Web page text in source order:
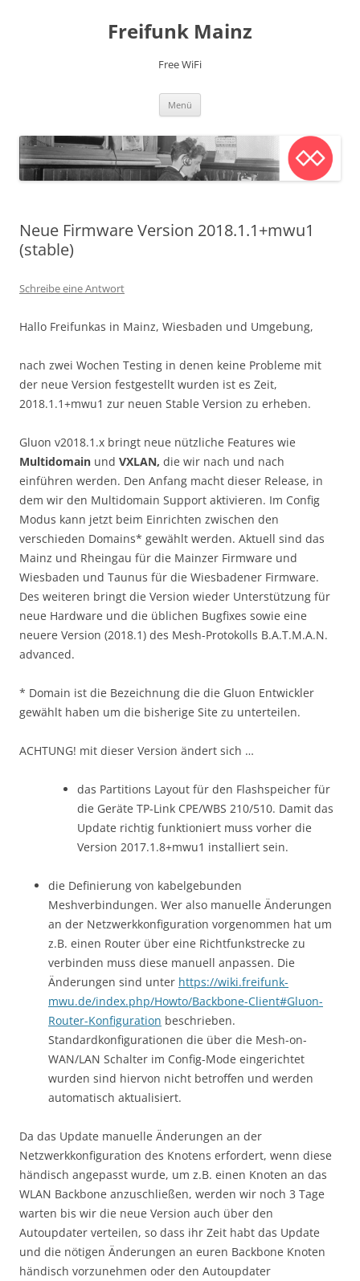
Freifunk Mainz
Free WiFi
Menü
Neue Firmware Version 2018.1.1+mwu1
(stable)
Schreibe eine Antwort
Hallo Freifunkas in Mainz, Wiesbaden und Umgebung,
nach zwei Wochen Testing in denen keine Probleme mit
der neue Version festgestellt wurden ist es Zeit,
2018.1.1+mwu1 zur neuen Stable Version zu erheben.
Gluon v2018.1.x bringt neue nützliche Features wie
Multidomain und VXLAN, die wir nach und nach
einführen werden. Den Anfang macht dieser Release, in
dem wir den Multidomain Support aktivieren. Im Config
Modus kann jetzt beim Einrichten zwischen den
verschieden Domains* gewählt werden. Aktuell sind das
Mainz und Rheingau für die Mainzer Firmware und
Wiesbaden und Taunus für die Wiesbadener Firmware.
Des weiteren bringt die Version wieder Unterstützung für
neue Hardware und die üblichen Bugfixes sowie eine
neuere Version (2018.1) des Mesh-Protokolls B.A.T.M.A.N.
advanced.
* Domain ist die Bezeichnung die die Gluon Entwickler
gewählt haben um die bisherige Site zu unterteilen.
ACHTUNG! mit dieser Version ändert sich …
das Partitions Layout für den Flashspeicher für
die Geräte TP-Link CPE/WBS 210/510. Damit das
Update richtig funktioniert muss vorher die
Version 2017.1.8+mwu1 installiert sein.
die Definierung von kabelgebunden
Meshverbindungen. Wer also manuelle Änderungen
an der Netzwerkkonfiguration vorgenommen hat um
z.B. einen Router über eine Richtfunkstrecke zu
verbinden muss diese manuell anpassen. Die
Änderungen sind unter https://wiki.freifunk-
mwu.de/index.php/Howto/Backbone-Client#Gluon-
Router-Konfiguration beschrieben.
Standardkonfigurationen die über die Mesh-on-
WAN/LAN Schalter im Config-Mode eingerichtet
wurden sind hiervon nicht betroffen und werden
automatisch aktualisiert.
Da das Update manuelle Änderungen an der
Netzwerkkonfiguration des Knotens erfordert, wenn diese
händisch angepasst wurde, um z.B. einen Knoten an das
WLAN Backbone anzuschließen, werden wir noch 3 Tage
warten bis wir die neue Version auch über den
Autoupdater verteilen, so dass ihr Zeit habt das Update
und die nötigen Änderungen an euren Backbone Knoten
händisch vorzunehmen oder den Autoupdater